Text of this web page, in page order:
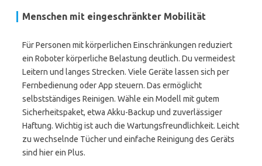
Menschen mit eingeschränkter Mobilität
Für Personen mit körperlichen Einschränkungen reduziert
ein Roboter körperliche Belastung deutlich. Du vermeidest
Leitern und langes Strecken. Viele Geräte lassen sich per
Fernbedienung oder App steuern. Das ermöglicht
selbstständiges Reinigen. Wähle ein Modell mit gutem
Sicherheitspaket, etwa Akku-Backup und zuverlässiger
Haftung. Wichtig ist auch die Wartungsfreundlichkeit. Leicht
zu wechselnde Tücher und einfache Reinigung des Geräts
sind hier ein Plus.